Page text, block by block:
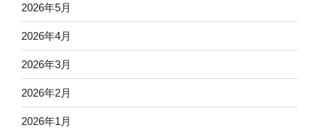
2026年5月
2026年4月
2026年3月
2026年2月
2026年1月